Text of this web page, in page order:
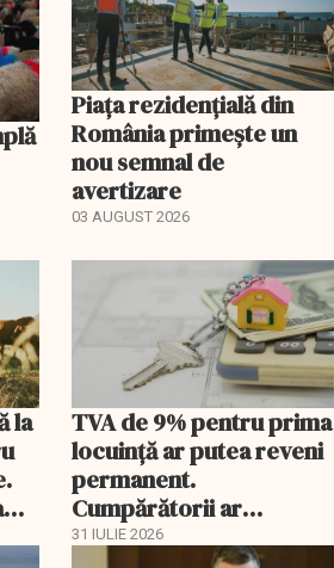
Piața rezidențială din
România primește un
nou semnal de
avertizare
03 AUGUST 2026
la
TVA de 9% pentru prima
locuință ar putea reveni
permanent.
Cumpărătorii ar
economisi zeci de mii de
31 IULIE 2026